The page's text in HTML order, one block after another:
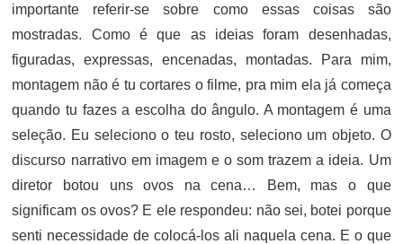
importante referir-se sobre como essas coisas são
mostradas. Como é que as ideias foram desenhadas,
figuradas, expressas, encenadas, montadas. Para mim,
montagem não é tu cortares o filme, pra mim ela já começa
quando tu fazes a escolha do ângulo. A montagem é uma
seleção. Eu seleciono o teu rosto, seleciono um objeto. O
discurso narrativo em imagem e o som trazem a ideia. Um
diretor botou uns ovos na cena… Bem, mas o que
significam os ovos? E ele respondeu: não sei, botei porque
senti necessidade de colocá-los ali naquela cena. E o que